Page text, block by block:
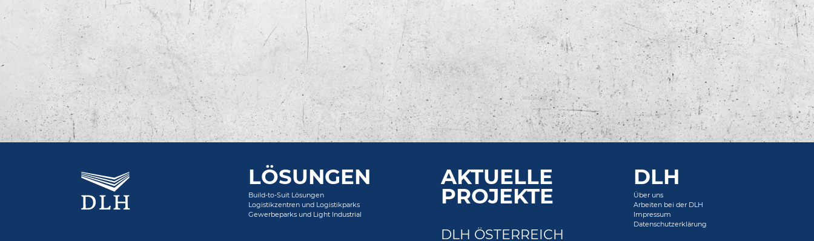
LÖSUNGEN
Build-to-Suit Lösungen
Logistikzentren und Logistikparks
Gewerbeparks und Light Industrial
AKTUELLE
PROJEKTE
DLH ÖSTERREICH
DLH
Über uns
Arbeiten bei der DLH
Impressum
Datenschutzerklärung